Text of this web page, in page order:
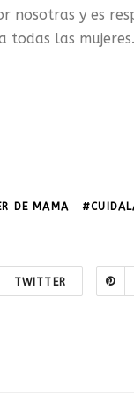
nosotras y es
todas las mujeres.
DE MAMA
TWITTER